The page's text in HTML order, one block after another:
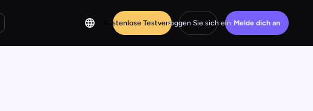
Kostenlose TestversionLoggen Sie sich ein Melde dich an